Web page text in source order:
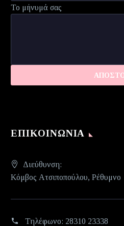
Το μήνυμά σας
ΕΠΙΚΟΙΝΩΝΊΑ
Διεύθυνση:
Κόμβος Ατσιποπούλου, Ρέθυμνο
Τηλέφωνο: 28310 23338